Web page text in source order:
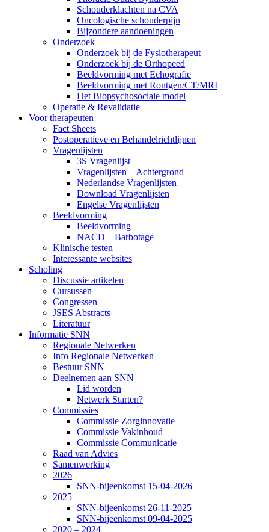
Schouderklachten na CVA
Oncologische schouderpijn
Bijzondere aandoeningen
Onderzoek
Onderzoek bij de Fysiotherapeut
Onderzoek bij de Orthopeed
Beeldvorming met Echografie
Beeldvorming met Rontgen/CT/MRI
Het Biopsychosociale model
Operatie & Revalidatie
Voor therapeuten
Fact Sheets
Postoperatieve en Behandelrichtlijnen
Vragenlijsten
3S Vragenlijst
Vragenlijsten – Achtergrond
Nederlandse Vragenlijsten
Download Vragenlijsten
Engelse Vragenlijsten
Beeldvorming
Beeldvorming
NACD – Barbotage
Klinische testen
Interessante websites
Scholing
Discussie artikelen
Cursussen
Congressen
JSES Abstracts
Literatuur
Informatie SNN
Regionale Netwerken
Info Regionale Netwerken
Bestuur SNN
Deelnemen aan SNN
Lid worden
Netwerk Starten?
Commissies
Commissie Zorginnovatie
Commissie Vakinhoud
Commissie Communicatie
Raad van Advies
Samenwerking
2026
SNN-bijeenkomst 15-04-2026
2025
SNN-bijeenkomst 26-11-2025
SNN-bijeenkomst 09-04-2025
2020 – 2024